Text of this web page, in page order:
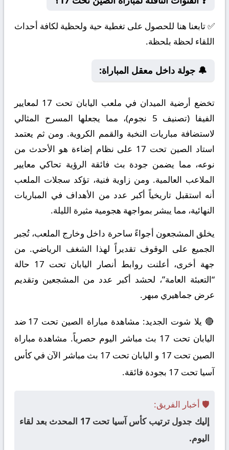
✅ تابعنا هنا للحصول على تغطية حية ولحظية لكافة أحداث
اللقاء لحظة بلحظة.
🔔 جولة داخل معقل المباراة:
تخضع أرضية الميدان في ملعب اليابان تحت 17 لمعايير
الفيفا (تصنيف 5 نجوم)، مما يجعلها المسرح المثالي
لاستضافة مباريات النخبة والقمم الكروية. ومن ثم يعتمد
استاد الصين تحت 17 على نظام إضاءة هو الأحدث من
نوعه، مما يضمن جودة بث فائقة الرؤية تحاكي معايير
الملاعب العالمية. ومن زاوية فنية، تؤكد سجلات الملعب
أنه استقبل تاريخياً أكبر عدد من الأهداف في المباريات
النهائية، مما يبشر بمواجهة هجومية مثيرة الليلة.
يخلق المشجعون أجواءً ساحرة داخل وخارج الملعب، تُجبر
الجميع على الوقوف تقديراً لهذا الشغف الرياضي. من
جهة أخرى، أعلنت روابط أنصار اليابان تحت 17 حالة
“التعبئة العامة”، لحشد أكبر عدد من المشجعين وتقديم
عرض جماهيري مبهر.
🔴 يلا شوت الجديد: مشاهدة مباراة الصين تحت 17 ضد
اليابان تحت 17 بث مباشر اليوم حصرياً. مشاهدة مباراة
الصين تحت 17 و اليابان تحت 17 بث مباشر الآن في كأس
آسيا تحت 17 بجودة فائقة.
🛡️ أخبار الفريق:
إليك جدول ترتيب كأس آسيا تحت 17 المحدث بعد لقاء
اليوم.